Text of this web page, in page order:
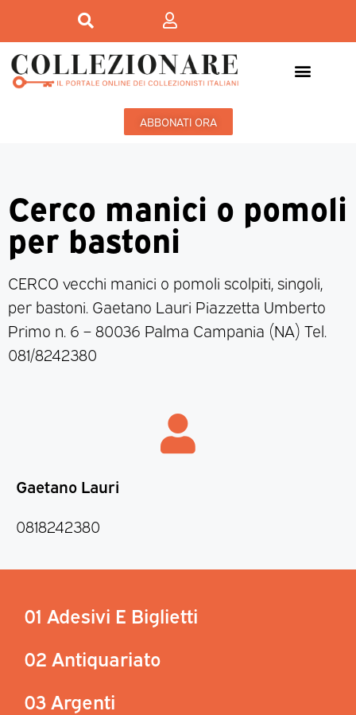
ABBONATI ORA
Cerco manici o pomoli
per bastoni
CERCO vecchi manici o pomoli scolpiti, singoli,
per bastoni. Gaetano Lauri Piazzetta Umberto
Primo n. 6 – 80036 Palma Campania (NA) Tel.
081/8242380
Gaetano Lauri
0818242380
01 Adesivi E Biglietti
02 Antiquariato
03 Argenti